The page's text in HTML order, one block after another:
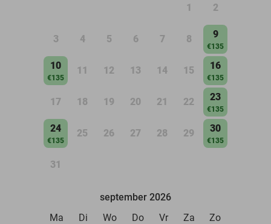
1 2
3 4 5 6 7 8 9
€135
10
€135
11 12 13 14 15 16
€135
17 18 19 20 21 22 23
€135
24
€135
25 26 27 28 29 30
€135
31
september 2026
Ma
Di Wo Do Vr Za Zo